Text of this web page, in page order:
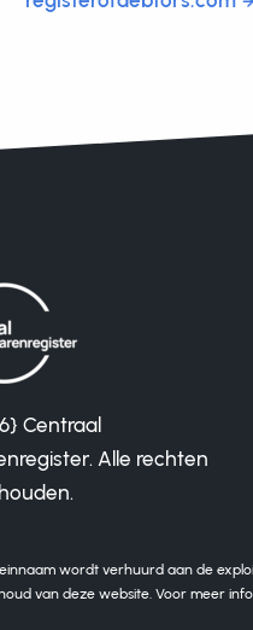
Centraal
Alle rechten
wordt verhuurd aan de
van deze website. Voor meer